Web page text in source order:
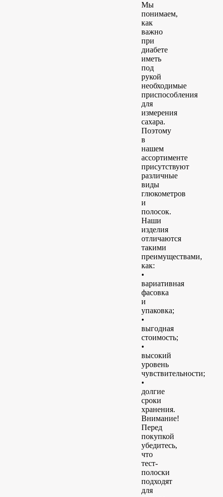
Мы
понимаем,
как
важно
при
диабете
иметь
под
рукой
необходимые
приспособления
для
измерения
сахара.
Поэтому
в
нашем
ассортименте
присутствуют
различные
виды
глюкометров
и
полосок.
Наши
изделия
отличаются
такими
преимуществами,
как:
•
вариативная
фасовка
и
упаковка;
•
выгодная
стоимость;
•
высокий
уровень
чувствительности;
•
долгие
сроки
хранения.
Внимание!
Перед
покупкой
убедитесь,
что
тест-
полоски
подходят
для